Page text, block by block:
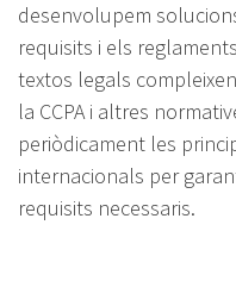
desenvolupem
requisits i els
textos legals
la CCPA i altres
periòdicament les
internacionals per
requisits necessaris.